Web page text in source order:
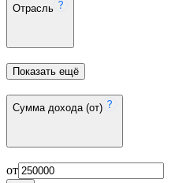
Отрасль
Показать ещё
Сумма дохода (от)
от